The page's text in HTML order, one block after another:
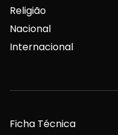
Religião
Nacional
Internacional
Ficha Técnica